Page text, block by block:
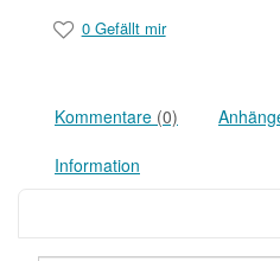
0 Gefällt mir
Kommentare (0)
Information